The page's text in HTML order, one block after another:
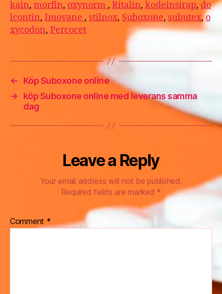
kain, morfin, oxynorm , Ritalin, kodeinsirap, do
lcontin, Imovane , stilnox, Suboxone, subutex,o
xycodon, Percocet
←
Köp Suboxone online
→
köp Suboxone online med leverans samma
dag
Leave a Reply
Your email address will not be published.
Required fields are marked *
Comment *